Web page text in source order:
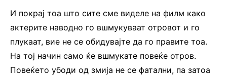
И покрај тоа што сите сме виделе на филм како
актерите наводно го вшмукуваат отровот и го
плукаат, вие не се обидувајте да го правите тоа.
На тој начин само ќе вшмукате повеќе отров.
Повеќето убоди од змија не се фатални, па затоа